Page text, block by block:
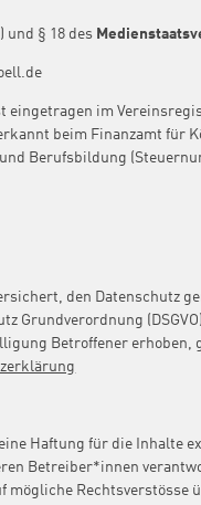
und § 18 des
eingetragen im
beim Finanzamt für
Berufsbildung
den Datenschutz
Grundverordnung
Betroffener erhoben,
Haftung für die Inhalte
Betreiber*innen
mögliche Rechtsverstösse